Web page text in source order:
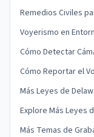
Remedios Civiles
Voyerismo en
Cómo Detectar
Cómo Reportar el
Más Leyes de
Explore Más Leyes
Más Temas de